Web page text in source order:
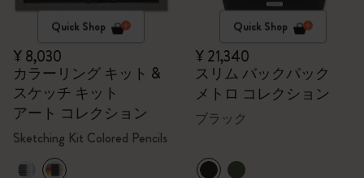
Quick Shop
¥ 8,030
カラーリング キット &
スケッチ キット
アート コレクション
Sketching Kit Colored Pencils
Quick Shop
¥ 21,340
スリム バックパック
メトロ コレクション
ブラック